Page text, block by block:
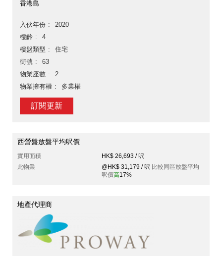
香港島
入伙年份
2020
樓齡
4
樓盤類型
住宅
街號
63
物業座數
2
物業擁有權
多業權
訂閱更新
西營盤放盤平均呎價
實用面積
HK$ 26,693 / 呎
此物業
@HK$ 31,179 / 呎 比較同區放盤平均
呎價高17%
地產代理商